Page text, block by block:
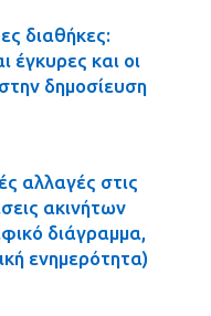
διαθήκες:
έγκυρες και οι
δημοσίευση
αλλαγές στις
ακινήτων
διάγραμμα,
ενημερότητα)